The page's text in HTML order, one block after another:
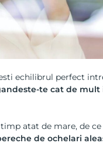
echilibrul perfect
te cat de
atat de mare, de
de ochelari